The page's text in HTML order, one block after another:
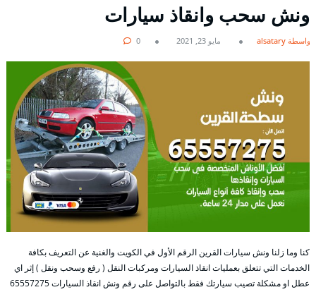
ونش سحب وانقاذ سيارات
بواسطة alsatary مايو 23, 2021 0
كنا وما زلنا ونش سيارات القرين الرقم الأول في الكويت والغنية عن التعريف بكافة
الخدمات التي تتعلق بعمليات انقاذ السيارات ومركبات النقل ( رفع وسحب ونقل ) إثر اي
عطل او مشكلة تصيب سيارتك فقط بالتواصل على رقم ونش انقاذ السيارات 65557275